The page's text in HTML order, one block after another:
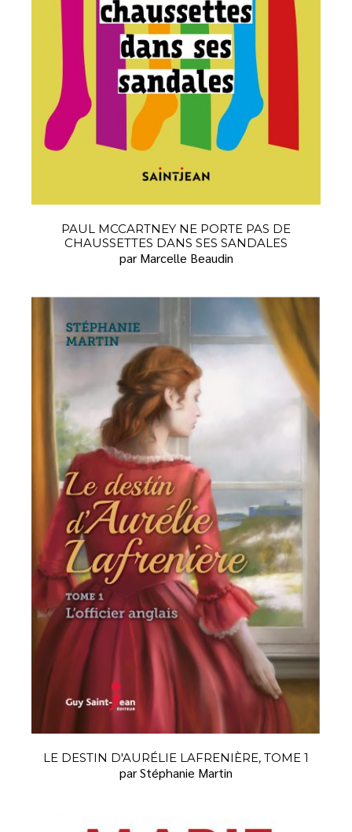
PAUL MCCARTNEY NE PORTE PAS DE
CHAUSSETTES DANS SES SANDALES
par Marcelle Beaudin
LE DESTIN D'AURÉLIE LAFRENIÈRE, TOME 1
par Stéphanie Martin